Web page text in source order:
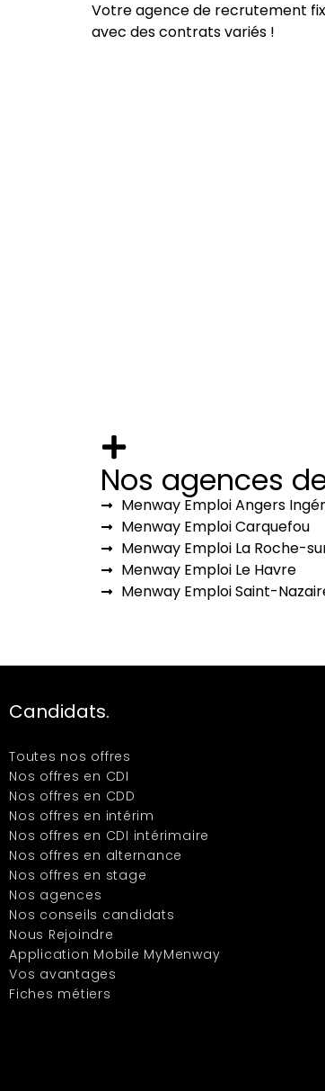
Votre agence de recrutement
avec des contrats variés !
Nos agences
Menway Emploi Angers
Menway Emploi Carquefou
Menway Emploi La Roche-
Menway Emploi Le Havre
Menway Emploi Saint-
Candidats.
Toutes nos offres
Nos offres en CDI
Nos offres en CDD
Nos offres en intérim
Nos offres en CDI intérimaire
Nos offres en alternance
Nos offres en stage
Nos agences
Nos conseils candidats
Nous Rejoindre
Application Mobile MyMenway
Vos avantages
Fiches métiers